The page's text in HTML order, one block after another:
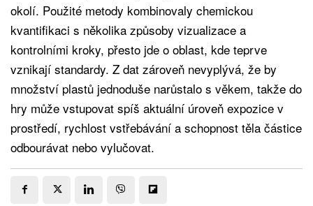
okolí. Použité metody kombinovaly chemickou
kvantifikaci s několika způsoby vizualizace a
kontrolními kroky, přesto jde o oblast, kde teprve
vznikají standardy. Z dat zároveň nevyplývá, že by
množství plastů jednoduše narůstalo s věkem, takže do
hry může vstupovat spíš aktuální úroveň expozice v
prostředí, rychlost vstřebávání a schopnost těla částice
odbourávat nebo vylučovat.